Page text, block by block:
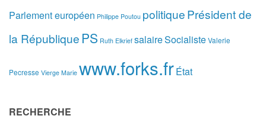
Parlement européen Philippe Poutou politiquePrésident de
la République PS Ruth Elkrief salaireSocialisteValerie
Pecresse Vierge Marie www.forks.frÉtat
RECHERCHE